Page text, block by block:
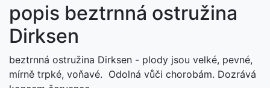
popis beztrnná ostružina
Dirksen
beztrnná ostružina Dirksen - plody jsou velké, pevné,
mírně trpké, voňavé. Odolná vůči chorobám. Dozrává